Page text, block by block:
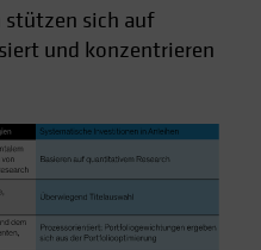
stützen sich auf
und konzentrieren